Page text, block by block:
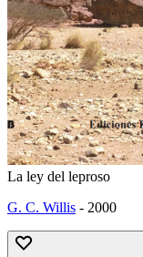
La ley del leproso
G. C. Willis - 2000